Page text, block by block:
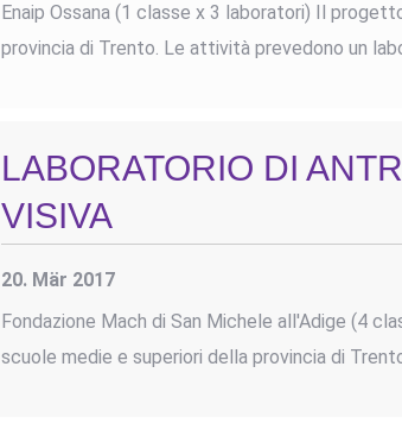
Enaip Ossana (1 classe x 3 laboratori) Il
provincia di Trento. Le attività prevedono un
LABORATORIO DI
VISIVA
20. Mär 2017
Fondazione Mach di San Michele all'Adige (4
scuole medie e superiori della provincia di